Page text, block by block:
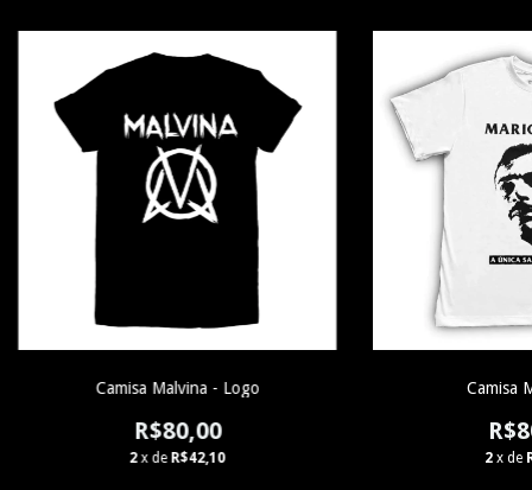
Camisa Malvina - Logo
R$80,00
2 x de R$42,10
Camisa
2 x de